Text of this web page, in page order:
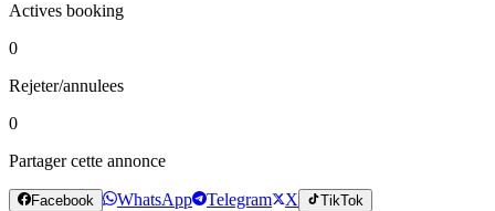
Actives booking
0
Rejeter/annulees
0
Partager cette annonce
Facebook WhatsApp Telegram X TikTok